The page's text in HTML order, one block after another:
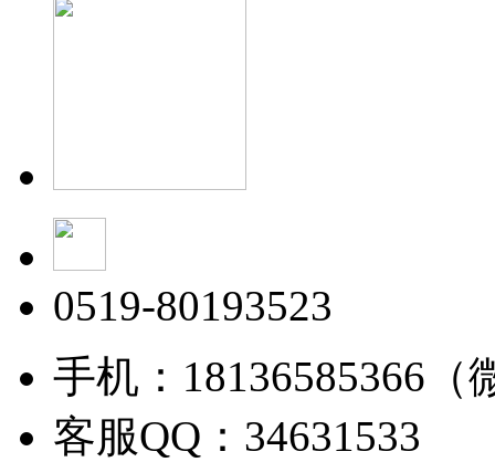
0519-80193523
手机：18136585366（
客服QQ：34631533